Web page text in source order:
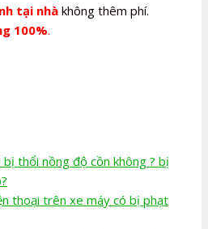
tại nhà không thêm phí.
100%.
thổi nồng độ cồn không ? bị
thoại trên xe máy có bị phạt